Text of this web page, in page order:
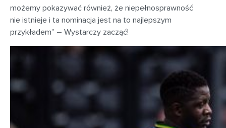
możemy pokazywać również, że niepełnosprawność
nie istnieje i ta nominacja jest na to najlepszym
przykładem” – Wystarczy zacząć!